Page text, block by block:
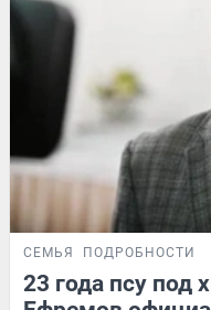
СЕМЬЯ ПОДРОБНОСТИ
23 года псу под